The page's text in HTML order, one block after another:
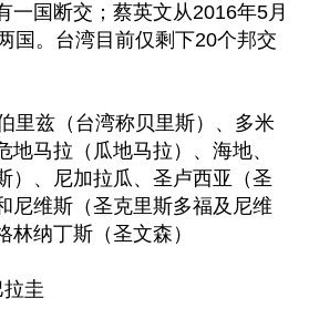
一国断交；蔡英文从2016年5月
国。台湾目前仅剩下20个邦交
里兹（台湾称贝里斯）、多米
地马拉（瓜地马拉）、海地、
）、尼加拉瓜、圣卢西亚（圣
尼维斯（圣克里斯多福及尼维
林纳丁斯（圣文森）
圭